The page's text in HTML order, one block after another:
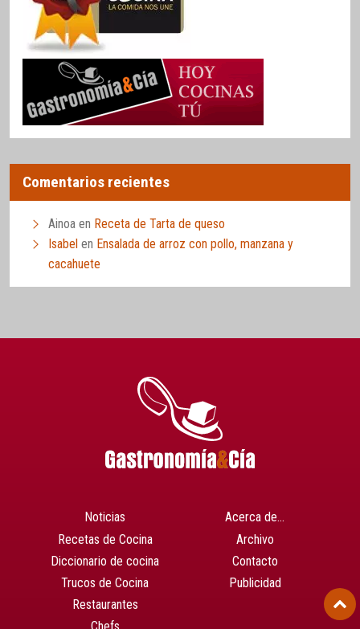
Comentarios recientes
Ainoa en Receta de Tarta de queso
Isabel en Ensalada de arroz con pollo, manzana y
cacahuete
Noticias
Recetas de Cocina
Diccionario de cocina
Trucos de Cocina
Restaurantes
Acerca de…
Archivo
Contacto
Publicidad